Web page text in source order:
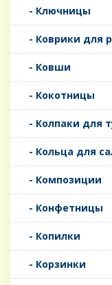
- Ключницы
- Коврики для
- Ковши
- Кокотницы
- Колпаки для
- Кольца для
- Композиции
- Конфетницы
- Копилки
- Корзинки